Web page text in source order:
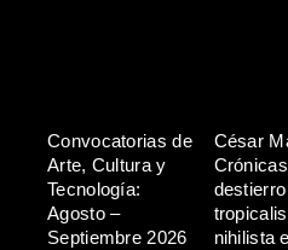
Convocatorias de
Arte, Cultura y
Tecnología:
Agosto –
Septiembre 2026
César
nihilista